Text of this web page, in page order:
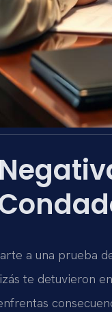
a una prueba
te detuvieron